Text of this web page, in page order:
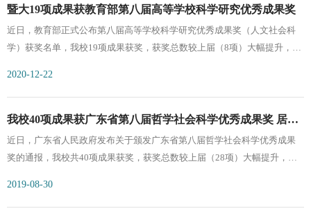
学、法学、语言学、社会学•人口学•人类学各获2项，哲学、习近平新时代
中国特色社会主义思想研究、马列•科社、教育学•心理学•体育学、国际问
题研究、党史•党建、艺术学各获1项。从成果形式
位；文学院获9项，居第二位；新闻与传播学院、经济学院各获3项，并列
第三位。此外，法学院、产业经济研究院各获2项，国际关系学院/华侨华人
研究院、艺术学院各获得一等奖1项，公共管理学院/应急管理学院、知识产
等奖1项。从学科分布看，共有14个学科的成果获奖。其中，管理学获11
心理学、体育学、马列·科社、港澳台及国际问题研究各有1项成果获奖。从
成果形式看，著作类成果8项，论文类成果27项，调研报告1项。广东省哲
学社会科学优秀成果奖是由广东省人民政府设立
暨大19项成果获教育部第八届高等学校科学研究优秀成果奖
近日，教育部正式公布第八届高等学校科学研究优秀成果奖（人文社会科
学）获奖名单，我校19项成果获奖，获奖总数较上届（8项）大幅提升，获
南大学第八届高等学校科学研究优秀成果奖（人文社会科学）获奖清单序
号申报成果成果类型学科类别申报人等级1汉语方言学大词典 著作语言学詹
伯慧一等奖2论明清小说寓意法命名的内涵与特点论文中国文学程国赋二等
奖3东南亚华人社区汉语方言概要著作语言学陈晓锦二等奖4习近平关于新
研究课题组 二等奖 5实践新闻专业性实现新闻公共性——基于马克思主义
2020-12-22
我校40项成果获广东省第八届哲学社会科学优秀成果奖 居全
省第二
近日，广东省人民政府发布关于颁发广东省第八届哲学社会科学优秀成果
奖的通报，我校共40项成果获奖，获奖总数较上届（28项）大幅提升，为
奖成果数量创我校历史新高。（我校近三届获奖总数与一等奖项）从学院
2019-08-30